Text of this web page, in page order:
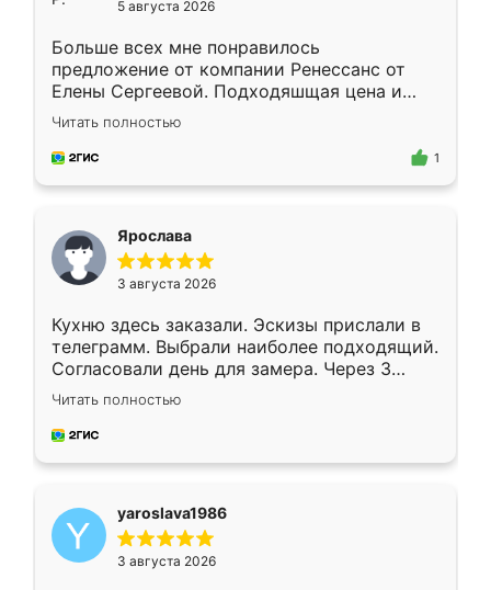
5 августа 2026
Больше всех мне понравилось
предложение от компании Ренессанс от
Елены Сергеевой. Подходяшщая цена и
короткие сроки изготовления. Приехавший
для замера сотрудник Владислав
предложил по моему эскизу самый
Читать полностью
1
Ярослава
3 августа 2026
Кухню здесь заказали. Эскизы прислали в
телеграмм. Выбрали наиболее подходящий.
Согласовали день для замера. Через 3
недели кухня была уже готова. Остались
довольны работой. Спасибо Ренессанс
мебель за качественную работу!
Читать полностью
yaroslava1986
3 августа 2026